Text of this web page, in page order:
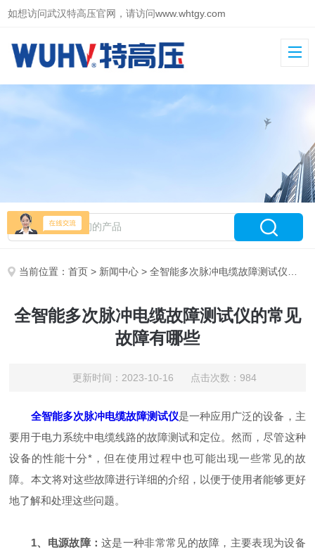
如想访问武汉特高压官网，请访问www.whtgy.com
当前位置：首页 > 新闻中心 > 全智能多次脉冲电缆故障测试仪的常见故障有哪些
全智能多次脉冲电缆故障测试仪的常见
故障有哪些
更新时间：2023-10-16 点击次数：984
全智能多次脉冲电缆故障测试仪是一种应用广泛的设备，主
要用于电力系统中电缆线路的故障测试和定位。然而，尽管这种
设备的性能十分*，但在使用过程中也可能出现一些常见的故
障。本文将对这些故障进行详细的介绍，以便于使用者能够更好
地了解和处理这些问题。
1、电源故障：这是一种非常常见的故障，主要表现为设备